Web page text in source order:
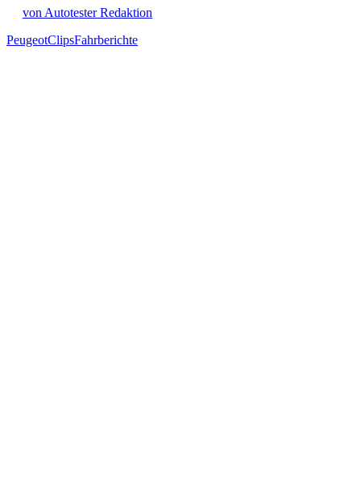
von Autotester Redaktion
PeugeotClipsFahrberichte